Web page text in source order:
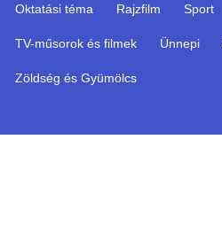
Oktatási téma Rajzfilm Sport
TV-műsorok és filmek Ünnepi
Zöldség és Gyümölcs